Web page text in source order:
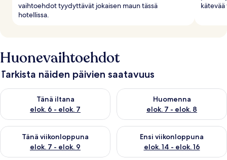
vaihtoehdot tyydyttävät jokaisen maun tässä
hotellissa.
Huonevaihtoehdot
Tarkista näiden päivien saatavuus
Tänä iltana
elok. 6 - elok. 7
Tarkista tämän illan saatavuus elok. 6 - elok. 7
Huomenna
elok. 7 - elok. 8
Tarkista huomisen saatavuus
Tänä viikonloppuna
elok. 7 - elok. 9
Tarkista tämän viikonlopun saatavuus elok. 7 - elok. 9
Ensi viikonloppuna
elok. 14 - elok. 16
Tarkista ensi viikonlopun